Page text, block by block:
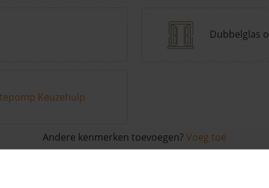
Dubbelglas
Keuzehulp
Andere kenmerken toevoegen? Voeg toe